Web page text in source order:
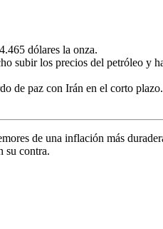
dólares la onza.
subir los precios del petróleo y
de paz con Irán en el corto plazo.
de una inflación más
su contra.